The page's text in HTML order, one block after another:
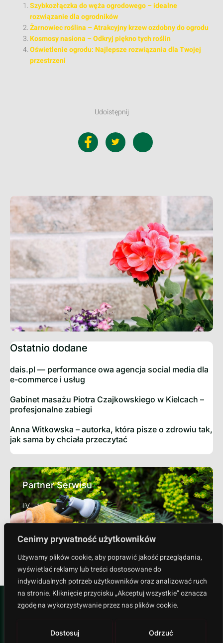
Cenimy prywatność użytkowników
Używamy plików cookie, aby poprawić jakość przeglądania,
wyświetlać reklamy lub treści dostosowane do
indywidualnych potrzeb użytkowników oraz analizować ruch
na stronie. Kliknięcie przycisku „Akceptuj wszystkie” oznacza
zgodę na wykorzystywanie przez nas plików cookie.
Dostosuj Odrzuć
Szybkozłączka do węża ogrodowego – idealne
rozwiązanie dla ogrodników
Żarnowiec roślina – Atrakcyjny krzew ozdobny do ogrodu
Kosmosy nasiona – Odkryj piękno tych roślin
Oświetlenie ogrodu: Najlepsze rozwiązania dla Twojej
przestrzeni
Udoistępnij
Ostatnio dodane
dais.pl — performance owa agencja social media dla
e-commerce i usług
Gabinet masażu Piotra Czajkowskiego w Kielcach –
profesjonalne zabiegi
Anna Witkowska – autorka, która pisze o zdrowiu tak,
jak sama by chciała przeczytać
Partner Serwisu
LV
Sprawdź